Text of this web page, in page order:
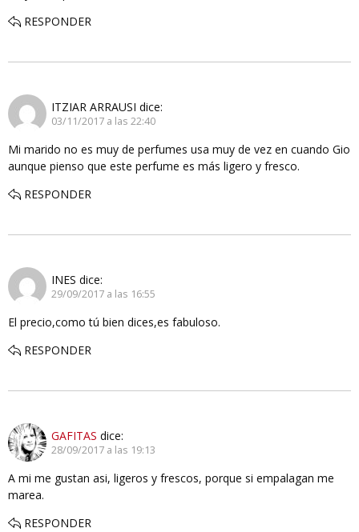
RESPONDER
ITZIAR ARRAUSI dice:
03/11/2017 a las 22:40
Mi marido no es muy de perfumes usa muy de vez en cuando Gio
aunque pienso que este perfume es más ligero y fresco.
RESPONDER
INES dice:
29/09/2017 a las 16:55
El precio,como tú bien dices,es fabuloso.
RESPONDER
GAFITAS dice:
28/09/2017 a las 19:13
A mi me gustan asi, ligeros y frescos, porque si empalagan me
marea.
RESPONDER